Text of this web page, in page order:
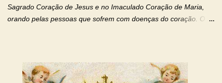
Sagrado Coração de Jesus e no Imaculado Coração de Maria,
orando pelas pessoas que sofrem com doenças do coração. O
esta abençoada semana de orações no programa de rádio
Momento de Fé, vamos juntos formar uma forte corrente de